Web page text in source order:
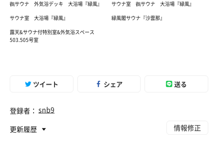
鸛サウナ 外気浴デッキ 大浴場『緑風』
サウナ室 鸛サウナ 大浴場『緑風』
サウナ室 大浴場『緑風』
緑風閣サウナ『沙雲那』
露天&サウナ付特別室&外気浴スペース
503.505号室
ツイート シェア 送る
登録者： snb9
更新履歴
情報修正